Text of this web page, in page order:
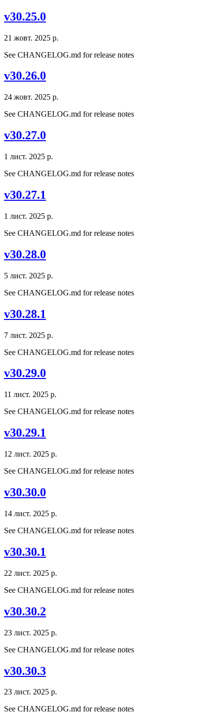
v30.25.0
21 жовт. 2025 р.
See CHANGELOG.md for release notes
v30.26.0
24 жовт. 2025 р.
See CHANGELOG.md for release notes
v30.27.0
1 лист. 2025 р.
See CHANGELOG.md for release notes
v30.27.1
1 лист. 2025 р.
See CHANGELOG.md for release notes
v30.28.0
5 лист. 2025 р.
See CHANGELOG.md for release notes
v30.28.1
7 лист. 2025 р.
See CHANGELOG.md for release notes
v30.29.0
11 лист. 2025 р.
See CHANGELOG.md for release notes
v30.29.1
12 лист. 2025 р.
See CHANGELOG.md for release notes
v30.30.0
14 лист. 2025 р.
See CHANGELOG.md for release notes
v30.30.1
22 лист. 2025 р.
See CHANGELOG.md for release notes
v30.30.2
23 лист. 2025 р.
See CHANGELOG.md for release notes
v30.30.3
23 лист. 2025 р.
See CHANGELOG.md for release notes